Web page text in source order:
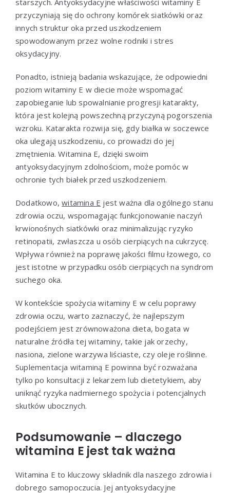
przyczyniają się do ochrony komórek siatkówki oraz
innych struktur oka przed uszkodzeniem
spowodowanym przez wolne rodniki i stres
oksydacyjny.
Ponadto, istnieją badania wskazujące, że odpowiedni
poziom witaminy E w diecie może wspomagać
zapobieganie lub spowalnianie progresji katarakty,
która jest kolejną powszechną przyczyną pogorszenia
wzroku. Katarakta rozwija się, gdy białka w soczewce
oka ulegają uszkodzeniu, co prowadzi do jej
zmętnienia. Witamina E, dzięki swoim
antyoksydacyjnym zdolnościom, może pomóc w
ochronie tych białek przed uszkodzeniem.
Dodatkowo,witamina E jest ważna dla ogólnego stanu
zdrowia oczu, wspomagając funkcjonowanie naczyń
krwionośnych siatkówki oraz minimalizując ryzyko
retinopatii, zwłaszcza u osób cierpiących na cukrzycę.
Wpływa również na poprawę jakości filmu łzowego, co
jest istotne w przypadku osób cierpiących na syndrom
suchego oka.
W kontekście spożycia witaminy E w celu poprawy
zdrowia oczu, warto zaznaczyć, że najlepszym
podejściem jest zrównoważona dieta, bogata w
naturalne źródła tej witaminy, takie jak orzechy,
nasiona, zielone warzywa liściaste, czy oleje roślinne.
Suplementacja witaminą E powinna być rozważana
tylko po konsultacji z lekarzem lub dietetykiem, aby
uniknąć ryzyka nadmiernego spożycia i potencjalnych
skutków ubocznych.
Podsumowanie – dlaczego
witamina E jest tak ważna
Witamina E to kluczowy składnik dla naszego zdrowia i
dobrego samopoczucia. Jej antyoksydacyjne